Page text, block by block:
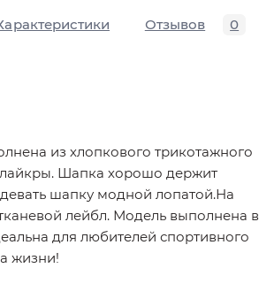
Отзывов 0
из хлопкового трикотажного
Шапка хорошо держит
шапку модной лопатой.На
лейбл. Модель выполнена в
для любителей спортивного
жизни!